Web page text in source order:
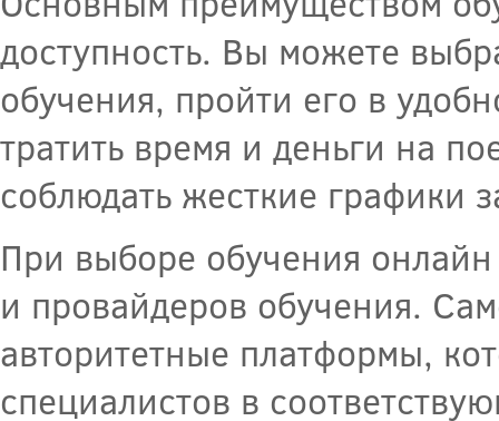
доступность. Вы можете
обучения, пройти его в
тратить время и деньги на
соблюдать жесткие графики
При выборе обучения
и провайдеров обучения.
авторитетные платформы,
специалистов в